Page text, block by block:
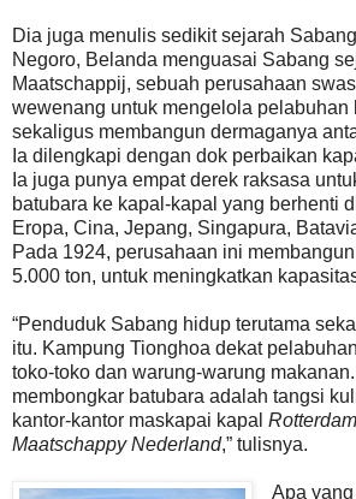
Dia juga menulis sedikit sejarah
Negoro, Belanda menguasai Sabang
Maatschappij, sebuah perusahaan
wewenang untuk mengelola pelabuhan
sekaligus membangun dermaganya
Ia dilengkapi dengan dok perbaikan
Ia juga punya empat derek raksasa
batubara ke kapal-kapal yang berhenti
Eropa, Cina, Jepang, Singapura,
Pada 1924, perusahaan ini
5.000 ton, untuk meningkatkan
“Penduduk Sabang hidup terutama
itu. Kampung Tionghoa dekat
toko-toko dan warung-warung
membongkar batubara adalah tangsi
kantor-kantor maskapai kapal
Maatschappy Nederland,” tulisnya.
Apa